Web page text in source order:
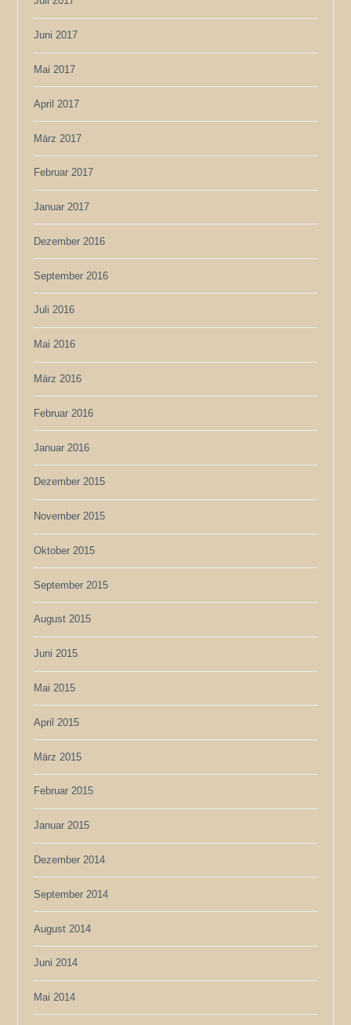
Juni 2017
Mai 2017
April 2017
März 2017
Februar 2017
Januar 2017
Dezember 2016
September 2016
Juli 2016
Mai 2016
März 2016
Februar 2016
Januar 2016
Dezember 2015
November 2015
Oktober 2015
September 2015
August 2015
Juni 2015
Mai 2015
April 2015
März 2015
Februar 2015
Januar 2015
Dezember 2014
September 2014
August 2014
Juni 2014
Mai 2014